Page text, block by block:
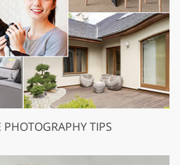
PHOTOGRAPHY TIPS